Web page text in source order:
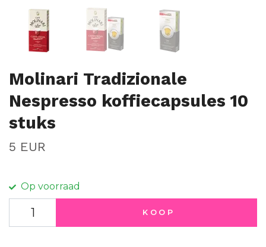
Molinari Tradizionale
Nespresso koffiecapsules 10
stuks
5 EUR
Op voorraad
KOOP